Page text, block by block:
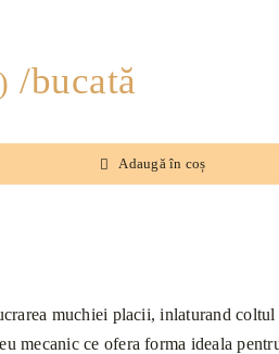
/bucată
Adaugă în coș
muchiei placii, inlaturand coltul
mecanic ce ofera forma ideala